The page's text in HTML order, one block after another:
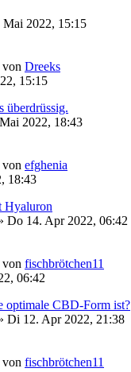
2022, 15:15
von Dreeks
15:15
überdrüssig.
2022, 18:43
von efghenia
18:43
Hyaluron
Do 14. Apr 2022, 06:42
von fischbrötchen11
06:42
optimale CBD-Form ist?
Di 12. Apr 2022, 21:38
von fischbrötchen11